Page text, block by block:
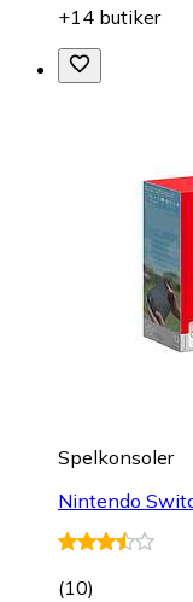
+14 butiker
Spelkonsoler
Nintendo
(10)